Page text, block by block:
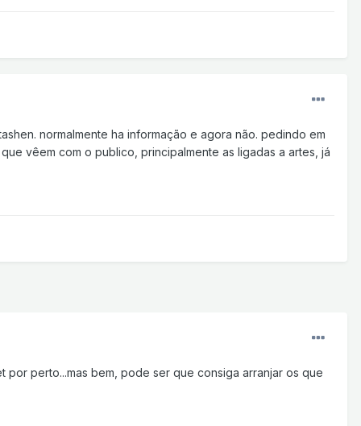
normalmente ha informação e agora não. pedindo em
vêem com o publico, principalmente as ligadas a artes, já
perto...mas bem, pode ser que consiga arranjar os que